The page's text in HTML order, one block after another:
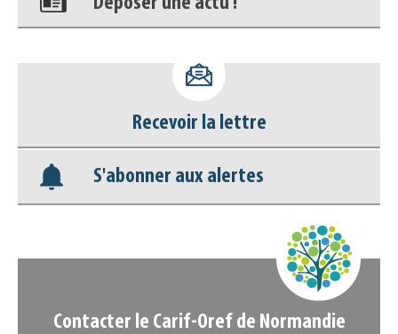
déconnecter)
Base documentaire
Nos veilles Scoop.it
Recevoir la lettre
S'abonner aux alertes
Contacter le Carif-Oref de Normandie